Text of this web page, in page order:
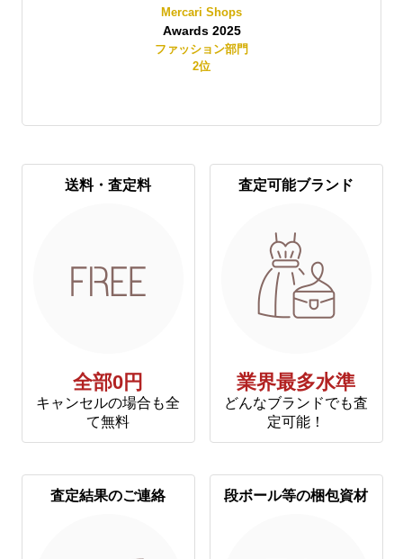
Mercari Shops
Awards 2025
ファッション部門
2位
送料・査定料
全部0円
キャンセルの場合も全
て無料
査定可能ブランド
業界最多水準
どんなブランドでも査
定可能！
査定結果のご連絡 段ボール等の梱包資材